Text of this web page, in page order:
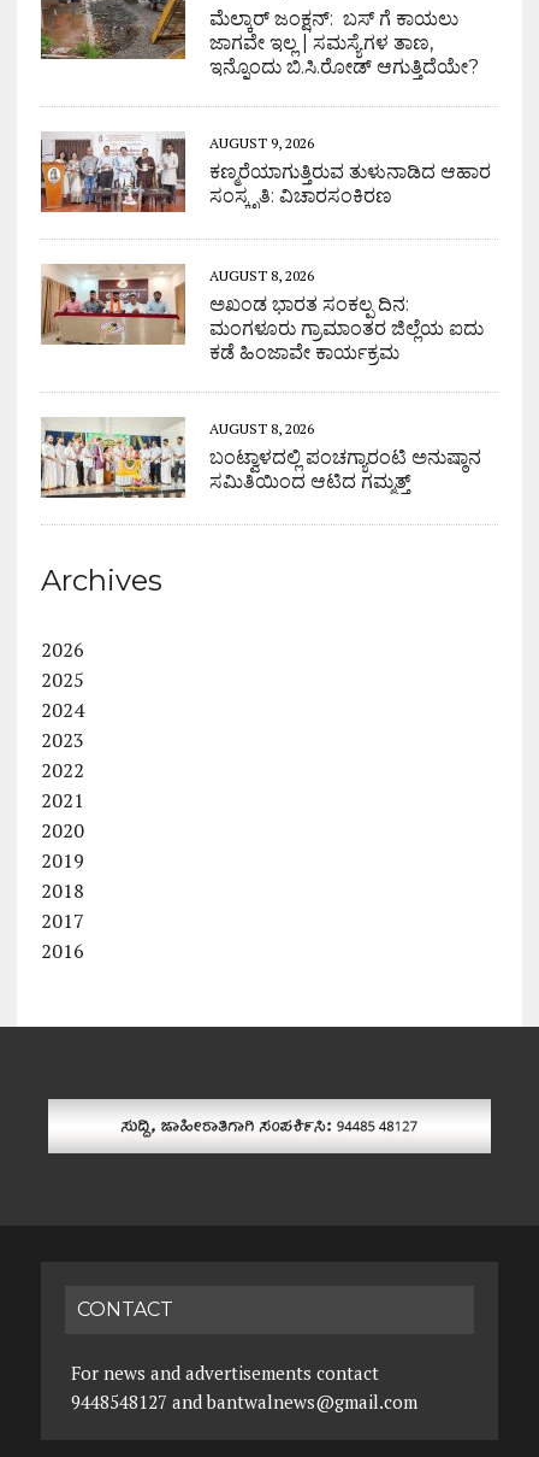
ಮೆಲ್ಕಾರ್ ಜಂಕ್ಷನ್: ಬಸ್ ಗೆ ಕಾಯಲು
ಜಾಗವೇ ಇಲ್ಲ | ಸಮಸ್ಯೆಗಳ ತಾಣ,
ಇನ್ನೊಂದು ಬಿ.ಸಿ.ರೋಡ್ ಆಗುತ್ತಿದೆಯೇ?
AUGUST 9, 2026
ಕಣ್ಮರೆಯಾಗುತ್ತಿರುವ ತುಳುನಾಡಿದ ಆಹಾರ
ಸಂಸ್ಕೃತಿ: ವಿಚಾರಸಂಕಿರಣ
AUGUST 8, 2026
ಅಖಂಡ ಭಾರತ ಸಂಕಲ್ಪ ದಿನ:
ಮಂಗಳೂರು ಗ್ರಾಮಾಂತರ ಜಿಲ್ಲೆಯ ಐದು
ಕಡೆ ಹಿಂಜಾವೇ ಕಾರ್ಯಕ್ರಮ
AUGUST 8, 2026
ಬಂಟ್ವಾಳದಲ್ಲಿ ಪಂಚಗ್ಯಾರಂಟಿ ಅನುಷ್ಠಾನ
ಸಮಿತಿಯಿಂದ ಆಟಿದ ಗಮ್ಮತ್ತ್
Archives
2026
2025
2024
2023
2022
2021
2020
2019
2018
2017
2016
CONTACT
For news and advertisements contact
9448548127 and bantwalnews@gmail.com